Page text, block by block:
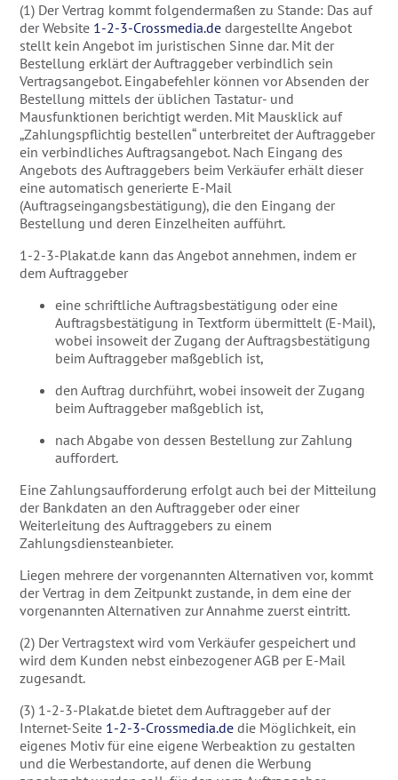
(1) Der Vertrag kommt folgendermaßen zu Stande: Das auf
der Website 1-2-3-Crossmedia.de dargestellte Angebot
stellt kein Angebot im juristischen Sinne dar. Mit der
Bestellung erklärt der Auftraggeber verbindlich sein
Vertragsangebot. Eingabefehler können vor Absenden der
Bestellung mittels der üblichen Tastatur- und
Mausfunktionen berichtigt werden. Mit Mausklick auf
„Zahlungspflichtig bestellen“ unterbreitet der Auftraggeber
ein verbindliches Auftragsangebot. Nach Eingang des
Angebots des Auftraggebers beim Verkäufer erhält dieser
eine automatisch generierte E-Mail
(Auftragseingangsbestätigung), die den Eingang der
Bestellung und deren Einzelheiten aufführt.
1-2-3-Plakat.de kann das Angebot annehmen, indem er
dem Auftraggeber
eine schriftliche Auftragsbestätigung oder eine
Auftragsbestätigung in Textform übermittelt (E-Mail),
wobei insoweit der Zugang der Auftragsbestätigung
beim Auftraggeber maßgeblich ist,
den Auftrag durchführt, wobei insoweit der Zugang
beim Auftraggeber maßgeblich ist,
nach Abgabe von dessen Bestellung zur Zahlung
auffordert.
Eine Zahlungsaufforderung erfolgt auch bei der Mitteilung
der Bankdaten an den Auftraggeber oder einer
Weiterleitung des Auftraggebers zu einem
Zahlungsdiensteanbieter.
Liegen mehrere der vorgenannten Alternativen vor, kommt
der Vertrag in dem Zeitpunkt zustande, in dem eine der
vorgenannten Alternativen zur Annahme zuerst eintritt.
(2) Der Vertragstext wird vom Verkäufer gespeichert und
wird dem Kunden nebst einbezogener AGB per E-Mail
zugesandt.
(3) 1-2-3-Plakat.de bietet dem Auftraggeber auf der
Internet-Seite 1-2-3-Crossmedia.de die Möglichkeit, ein
eigenes Motiv für eine eigene Werbeaktion zu gestalten
und die Werbestandorte, auf denen die Werbung